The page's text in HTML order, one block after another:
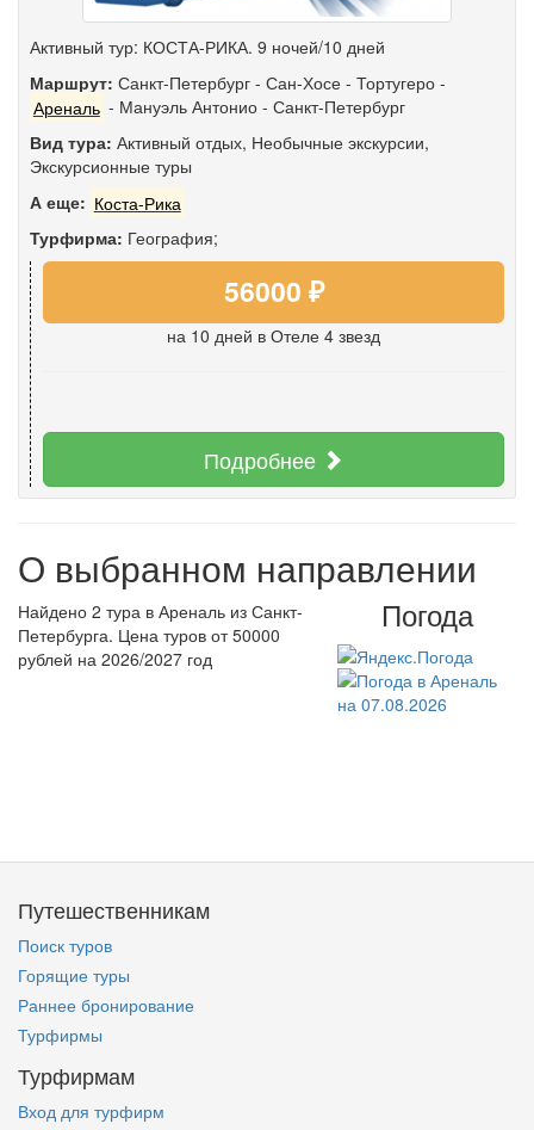
Активный тур: КОСТА-РИКА. 9 ночей/10 дней
Маршрут: Санкт-Петербург - Сан-Хосе - Тортугеро -
Ареналь - Мануэль Антонио- Санкт-Петербург
Вид тура: Активный отдых, Необычные экскурсии,
Экскурсионные туры
А еще: Коста-Рика
Турфирма: География;
56000 ₽
на 10 дней в Отеле 4 звезд
Подробнее
О выбранном направлении
Погода
Найдено 2 тура в Ареналь из Санкт-
Петербурга. Цена туров от 50000
рублей на 2026/2027 год
Путешественникам
Поиск туров
Горящие туры
Раннее бронирование
Турфирмы
Турфирмам
Вход для турфирм